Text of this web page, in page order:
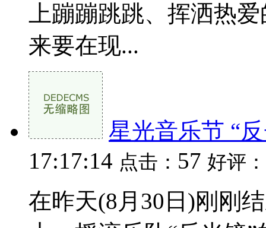
上蹦蹦跳跳、挥洒热
来要在现...
星光音乐节 “
17:17:14 点击： 57 好评：
在昨天(8月30日)刚刚